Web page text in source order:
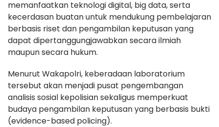
memanfaatkan teknologi digital, big data, serta
kecerdasan buatan untuk mendukung pembelajaran
berbasis riset dan pengambilan keputusan yang
dapat dipertanggungjawabkan secara ilmiah
maupun secara hukum.
Menurut Wakapolri, keberadaan laboratorium
tersebut akan menjadi pusat pengembangan
analisis sosial kepolisian sekaligus memperkuat
budaya pengambilan keputusan yang berbasis bukti
(evidence-based policing).